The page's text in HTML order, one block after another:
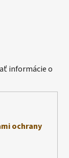
informácie o
ochrany